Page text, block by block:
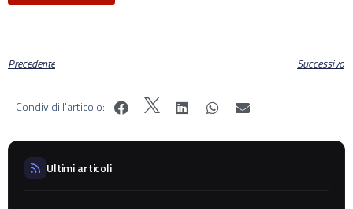
Precedente Successivo
Condividi l'articolo:
Ultimi articoli